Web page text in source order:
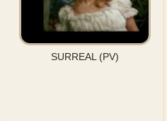
SURREAL (PV)